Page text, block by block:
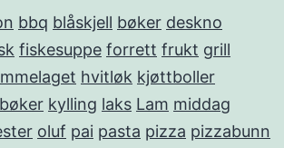
bbq blåskjell bøker deskno
fiskesuppe forrett frukt grill
hvitløk kjøttboller
kylling laks Lam middag
oluf pai pasta pizza pizzabunn